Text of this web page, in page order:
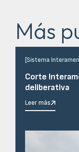
Más
[Sistema
Corte
deliberativa
Leer más